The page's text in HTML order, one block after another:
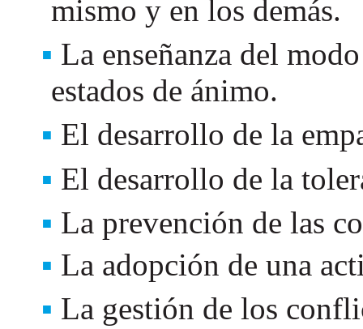
mismo y en los demás.
La enseñanza del
estados de ánimo.
El desarrollo de la
El desarrollo de la
La prevención de las
La adopción de una
La gestión de los